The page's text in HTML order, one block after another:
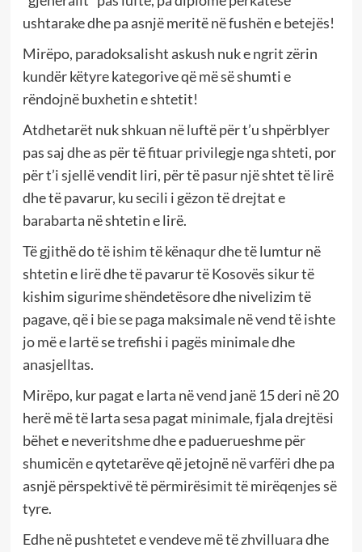
ushtarake dhe pa asnjë meritë në fushën e betejës!
Mirëpo, paradoksalisht askush nuk e ngrit zërin
kundër këtyre kategorive që më së shumti e
rëndojnë buxhetin e shtetit!
Atdhetarët nuk shkuan në luftë për t’u shpërblyer
pas saj dhe as për të fituar privilegje nga shteti, por
për t’i sjellë vendit liri, për të pasur një shtet të lirë
dhe të pavarur, ku secili i gëzon të drejtat e
barabarta në shtetin e lirë.
Të gjithë do të ishim të kënaqur dhe të lumtur në
shtetin e lirë dhe të pavarur të Kosovës sikur të
kishim sigurime shëndetësore dhe nivelizim të
pagave, që i bie se paga maksimale në vend të ishte
jo më e lartë se trefishi i pagës minimale dhe
anasjelltas.
Mirëpo, kur pagat e larta në vend janë 15 deri në 20
herë më të larta sesa pagat minimale, fjala drejtësi
bëhet e neveritshme dhe e paduerueshme për
shumicën e qytetarëve që jetojnë në varfëri dhe pa
asnjë përspektivë të përmirësimit të mirëqenjes së
tyre.
Edhe në pushtetet e vendeve më të zhvilluara dhe